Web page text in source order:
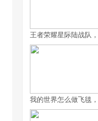
王者荣耀星际陆战队
我的世界怎么做飞毯